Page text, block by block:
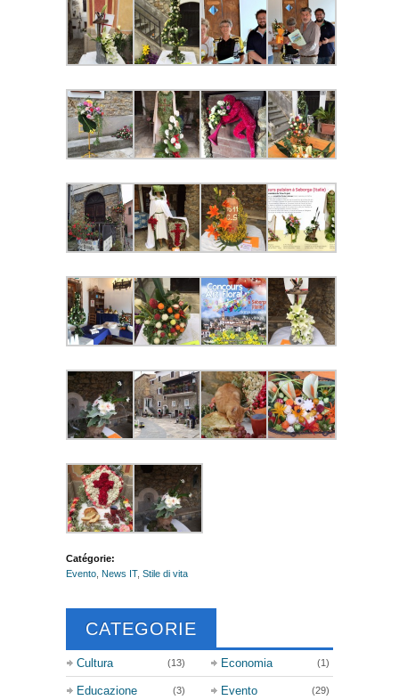
Catégorie:
Evento News IT, Stile di vita
CATEGORIE
Cultura (13) Economia (1)
Educazione (3) Evento (29)